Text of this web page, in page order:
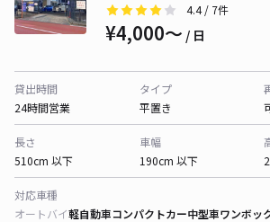
4.4/ 7件
¥4,000〜 / 日
貸出時間
24時間営業
タイプ
平置き
長さ
510cm 以下
車幅
190cm 以下
対応車種
オートバイ軽自動車コンパクトカー中型車ワンボッ